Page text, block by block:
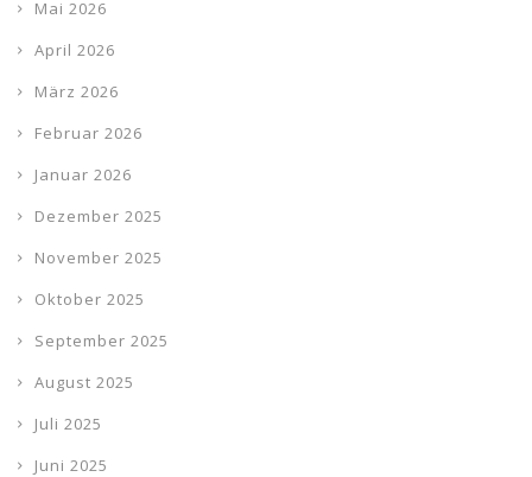
Mai 2026
April 2026
März 2026
Februar 2026
Januar 2026
Dezember 2025
November 2025
Oktober 2025
September 2025
August 2025
Juli 2025
Juni 2025